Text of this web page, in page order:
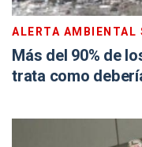
ALERTA AMBIENTAL
Más del 90% de
trata como